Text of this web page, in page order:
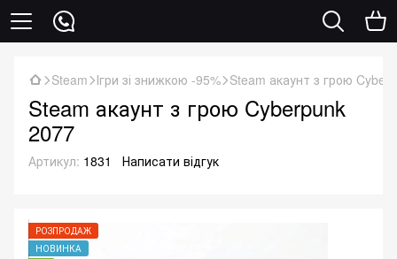
Steam Ігри зі знижкою -95% Steam акаунт з грою
Steam акаунт з грою Cyberpunk
2077
Артикул: 1831 Написати відгук
РОЗПРОДАЖ
НОВИНКА